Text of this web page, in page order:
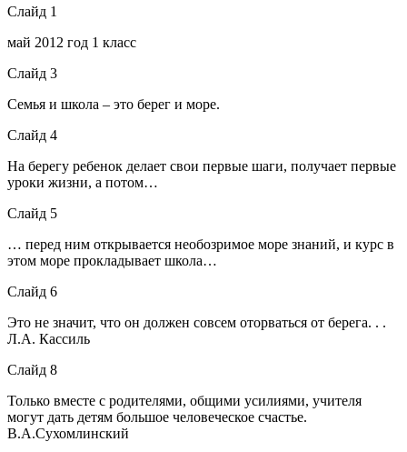
Слайд 1
май 2012 год 1 класс
Слайд 3
Семья и школа – это берег и море.
Слайд 4
На берегу ребенок делает свои первые шаги, получает первые
уроки жизни, а потом…
Слайд 5
… перед ним открывается необозримое море знаний, и курс в
этом море прокладывает школа…
Слайд 6
Это не значит, что он должен совсем оторваться от берега. . .
Л.А. Кассиль
Слайд 8
Только вместе с родителями, общими усилиями, учителя
могут дать детям большое человеческое счастье.
В.А.Сухомлинский